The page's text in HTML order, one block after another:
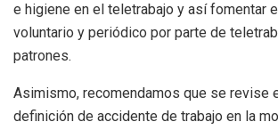
e higiene en el teletrabajo y así fomentar
voluntario y periódico por parte de
patrones.
Asimismo, recomendamos que se revise
definición de accidente de trabajo en la